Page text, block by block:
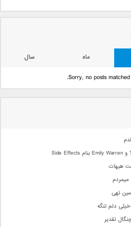
ماه
سال
Sorry, no posts
هیهات
تهی
تقدیر